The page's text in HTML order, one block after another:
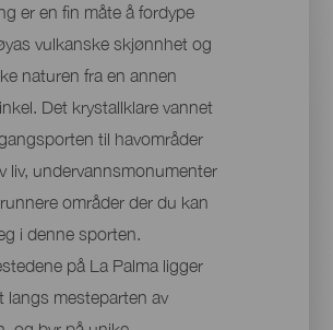
er en fin måte å fordype
vulkanske skjønnhet og
naturen fra en annen
Det krystallklare vannet
til havområder
liv, undervannsmonumenter
områder der du kan
i denne sporten.
på La Palma ligger
langs mesteparten av